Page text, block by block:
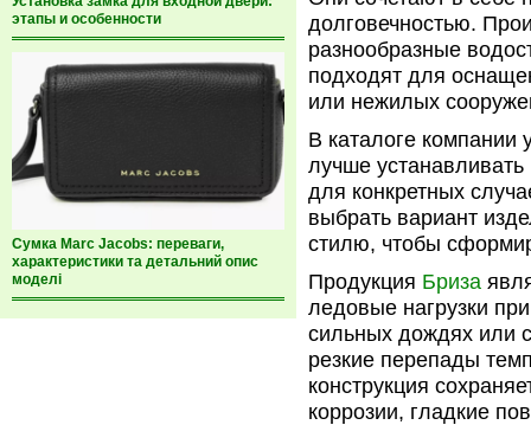
этапы и особенности
Сумка Marc Jacobs: переваги,
характеристики та детальний опис
моделі
долговечностью.
разнообразные
подходят для
или нежилых
В каталоге компании
лучше
для конкретных
выбрать вариант
стилю, чтобы
Продукция Бриза
ледовые нагрузки
сильных дождях или
резкие перепады
конструкция
коррозии, гладкие